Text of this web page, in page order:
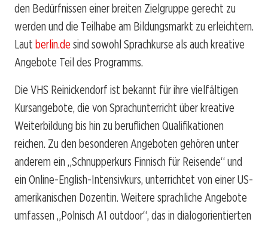
den Bedürfnissen einer breiten Zielgruppe gerecht zu
werden und die Teilhabe am Bildungsmarkt zu erleichtern.
Laut berlin.de sind sowohl Sprachkurse als auch kreative
Angebote Teil des Programms.
Die VHS Reinickendorf ist bekannt für ihre vielfältigen
Kursangebote, die von Sprachunterricht über kreative
Weiterbildung bis hin zu beruflichen Qualifikationen
reichen. Zu den besonderen Angeboten gehören unter
anderem ein „Schnupperkurs Finnisch für Reisende“ und
ein Online-English-Intensivkurs, unterrichtet von einer US-
amerikanischen Dozentin. Weitere sprachliche Angebote
umfassen „Polnisch A1 outdoor“, das in dialogorientierten